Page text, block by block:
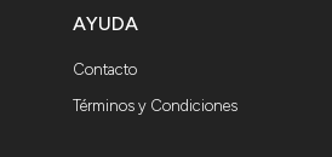
AYUDA
Contacto
Términos y Condiciones